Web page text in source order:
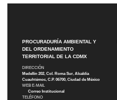
PROCURADURÍA AMBIENTAL Y
DEL ORDENAMIENTO
TERRITORIAL DE LA CDMX
DIRECCIÓN
Medellín 202, Col. Roma Sur, Alcaldía
Cuauhtémoc, C.P. 06700, Ciudad de México
WEB E-MAIL
Correo Institucional
TELÉFONO